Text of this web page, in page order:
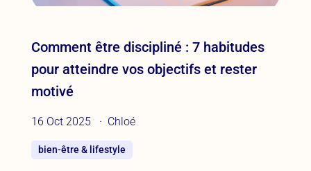
Comment être discipliné : 7 habitudes
pour atteindre vos objectifs et rester
motivé
16 Oct 2025 Chloé
bien-être & lifestyle